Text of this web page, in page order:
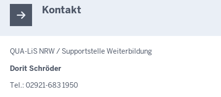
Kontakt
QUA-LiS NRW / Supportstelle Weiterbildung
Dorit Schröder
Tel.: 02921-683 1950